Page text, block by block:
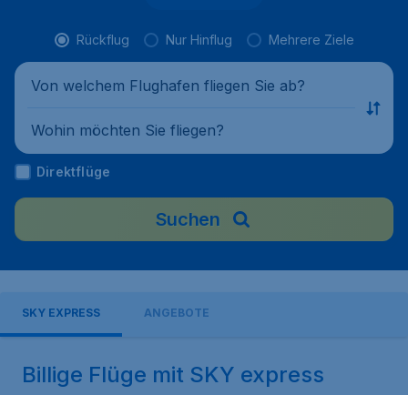
Rückflug Nur Hinflug Mehrere Ziele
Von welchem Flughafen fliegen Sie ab?
Wohin möchten Sie fliegen?
Direktflüge
Suchen
SKY EXPRESS ANGEBOTE
Billige Flüge mit SKY express